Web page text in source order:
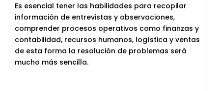
Es esencial tener las habilidades para recopilar
información de entrevistas y observaciones,
comprender procesos operativos como finanzas y
contabilidad, recursos humanos, logística y ventas
de esta forma la resolución de problemas será
mucho más sencilla.